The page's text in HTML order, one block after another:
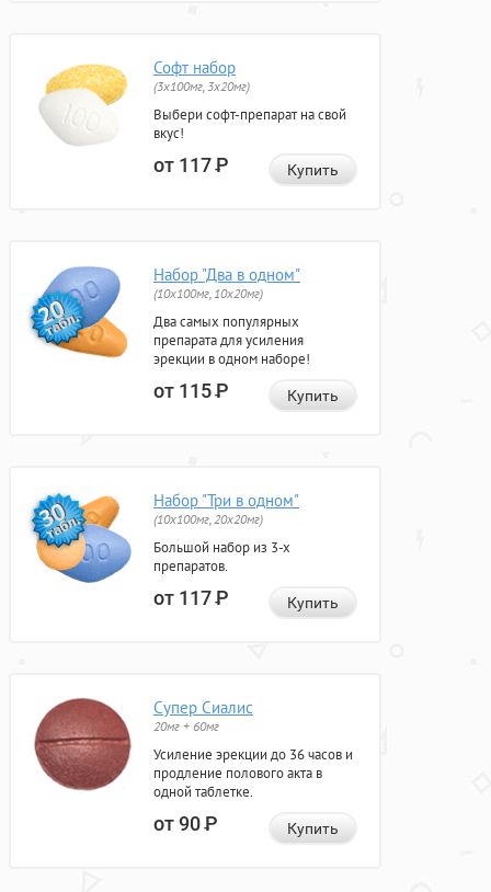
Софт набор
(3x100мг, 3x20мг)
Выбери софт-препарат на свой
вкус!
от 117Р Купить
Набор "Два в одном"
(10x100мг, 10x20мг)
Два самых популярных
препарата для усиления
эрекции в одном наборе!
от 115Р Купить
Набор "Три в одном"
(10x100мг, 20x20мг)
Большой набор из 3-х
препаратов.
от 117Р Купить
Супер Сиалис
20мг + 60мг
Усиление эрекции до 36 часов и
продление полового акта в
одной таблетке.
от 90Р Купить